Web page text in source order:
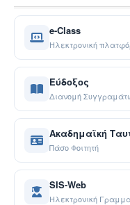
e-Class
Ηλεκτρονική
Εύδοξος
Διανομή
Ακαδημαϊκή
Πάσο Φοιτητή
SIS-Web
Ηλεκτρονική